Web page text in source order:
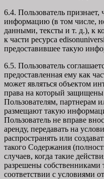
6.4. Пользователь признает,
информацию (в том числе,
данными, тексты и т. д.), к
к части ресурса
предоставившее такую
6.5. Пользователь
предоставленная ему как
может являться объектом
права на который
Пользователям, партнерам
размещают такую
Пользователь не вправе
аренду, передавать на
распространять или
такого Содержания
случаев, когда такие
разрешены собственниками
соответствии с условиями